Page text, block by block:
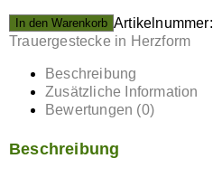
In den Warenkorb Artikelnummer:
Trauergestecke in Herzform
Beschreibung
Zusätzliche Information
Bewertungen (0)
Beschreibung